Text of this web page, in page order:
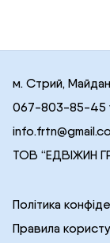
м. Стрий,
067-803-85-45
ТОВ “ЕДВІЖИН
Політика
Правила